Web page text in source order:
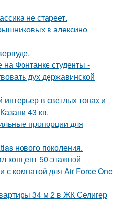
не стареет.
в алексино
на Фонтанке студенты -
дух державинской
интерьер в светлых тонах и
43 кв.
пропорции для
нового поколения.
концепт 50-этажной
с комнатой для Air Force One
34 м 2 в ЖК Селигер